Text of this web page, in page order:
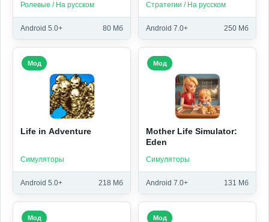
Ролевые / На русском
Android 5.0+ 80 Мб
Стратегии / На русском
Android 7.0+ 250 Мб
Life in Adventure
Симуляторы
Android 5.0+ 218 Мб
Мод
Mother Life Simulator:
Eden
Симуляторы
Android 7.0+ 131 Мб
Мод
Мод Мод